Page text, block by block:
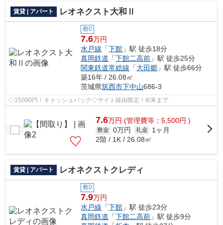
賃貸 | アパート レオネクスト大和Ⅱ
敷0
7.6万円
水戸線 「下館 」駅 徒歩18分
真岡鉄道 「下館二高前 」駅 徒歩25分
関東鉄道常総線 「大田郷 」駅 徒歩66分
築16年 / 26.08㎡
茨城県筑西市下中山686-3
◇15000円！キャッシュバック◇サイト経由限定！8/末まで
7.6万円 (管理費等：5,500円 )
敷金 0万円 礼金
1ヶ月
2階 / 1K / 26.08㎡
賃貸 | アパート レオネクストクレディ
敷0
7.9万円
水戸線 「下館 」駅 徒歩23分
真岡鉄道 「下館二高前 」駅 徒歩9分